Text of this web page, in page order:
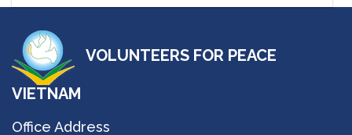
VOLUNTEERS FOR PEACE
VIETNAM
Office Address